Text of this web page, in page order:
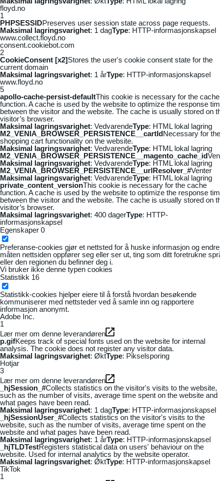
floyd.no
1
PHPSESSIDPreserves user session state across page requests.
Maksimal lagringsvarighet: 1 dagType: HTTP-informasjonskapsel
www.collect.floyd.no
consent.cookiebot.com
2
CookieConsent [x2]Stores the user's cookie consent state for the
current domain
Maksimal lagringsvarighet: 1 årType: HTTP-informasjonskapsel
www.floyd.no
5
apollo-cache-persist-defaultThis cookie is necessary for the cache
function. A cache is used by the website to optimize the response
between the visitor and the website. The cache is usually stored on
visitor’s browser.
Maksimal lagringsvarighet: VedvarendeType: HTML lokal lagring
M2_VENIA_BROWSER_PERSISTENCE__cartIdNecessary for the
shopping cart functionality on the website.
Maksimal lagringsvarighet: VedvarendeType: HTML lokal lagring
M2_VENIA_BROWSER_PERSISTENCE__magento_cache_id
Maksimal lagringsvarighet: VedvarendeType: HTML lokal lagring
M2_VENIA_BROWSER_PERSISTENCE__urlResolver_#Venter
Maksimal lagringsvarighet: VedvarendeType: HTML lokal lagring
private_content_versionThis cookie is necessary for the cache
function. A cache is used by the website to optimize the response
between the visitor and the website. The cache is usually stored on
visitor’s browser.
Maksimal lagringsvarighet: 400 dagerType: HTTP-
informasjonskapsel
Egenskaper 0
Preferanse-cookies gjør et nettsted for å huske informasjon og
måten nettsiden oppfører seg eller ser ut, ting som ditt foretrukne
eller den regionen du befinner deg i.
Vi bruker ikke denne typen cookies
Statistikk 16
Statistikk-cookies hjelper eiere til å forstå hvordan besøkende
kommuniserer med nettsteder ved å samle inn og rapportere
informasjon anonymt.
Adobe Inc.
1
Lær mer om denne leverandøren
p.gifKeeps track of special fonts used on the website for internal
analysis. The cookie does not register any visitor data.
Maksimal lagringsvarighet: ØktType: Pikselsporing
Hotjar
3
Lær mer om denne leverandøren
_hjSession_#Collects statistics on the visitor's visits to the website,
such as the number of visits, average time spent on the website and
what pages have been read.
Maksimal lagringsvarighet: 1 dagType: HTTP-informasjonskapsel
_hjSessionUser_#Collects statistics on the visitor's visits to the
website, such as the number of visits, average time spent on the
website and what pages have been read.
Maksimal lagringsvarighet: 1 årType: HTTP-informasjonskapsel
_hjTLDTestRegisters statistical data on users' behaviour on the
website. Used for internal analytics by the website operator.
Maksimal lagringsvarighet: ØktType: HTTP-informasjonskapsel
TikTok
1